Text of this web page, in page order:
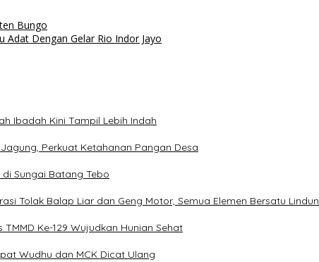
Bungo
Adat Dengan Gelar Rio Indor Jayo
Ibadah Kini Tampil Lebih Indah
Perkuat Ketahanan Pangan Desa
di Sungai Batang Tebo
Tolak Balap Liar dan Geng Motor, Semua Elemen Bersatu
Ke-129 Wujudkan Hunian Sehat
Wudhu dan MCK Dicat Ulang